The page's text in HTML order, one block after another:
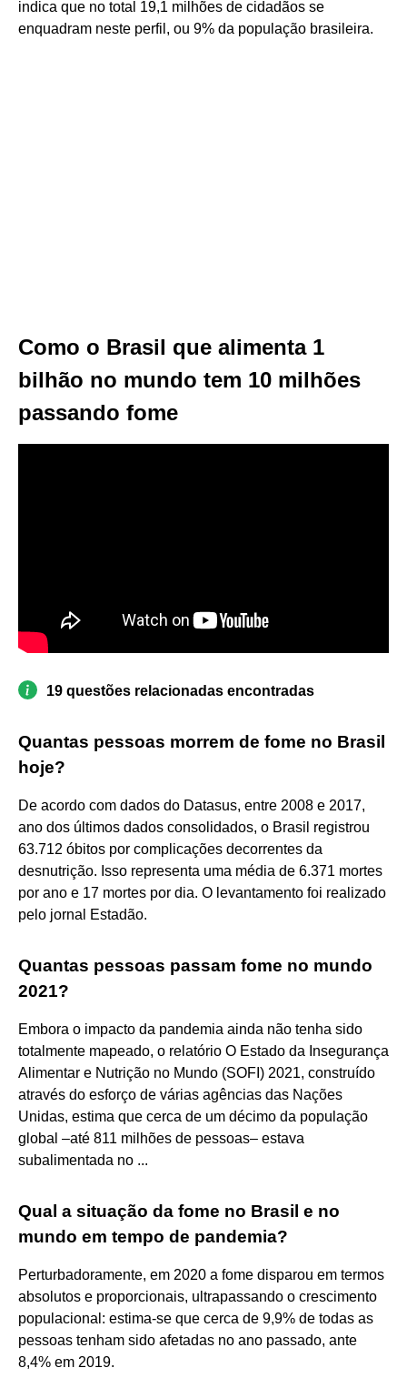
indica que no total 19,1 milhões de cidadãos se
enquadram neste perfil, ou 9% da população brasileira.
Como o Brasil que alimenta 1
bilhão no mundo tem 10 milhões
passando fome
19 questões relacionadas encontradas
Quantas pessoas morrem de fome no Brasil
hoje?
De acordo com dados do Datasus, entre 2008 e 2017,
ano dos últimos dados consolidados, o Brasil registrou
63.712 óbitos por complicações decorrentes da
desnutrição. Isso representa uma média de 6.371 mortes
por ano e 17 mortes por dia. O levantamento foi realizado
pelo jornal Estadão.
Quantas pessoas passam fome no mundo
2021?
Embora o impacto da pandemia ainda não tenha sido
totalmente mapeado, o relatório O Estado da Insegurança
Alimentar e Nutrição no Mundo (SOFI) 2021, construído
através do esforço de várias agências das Nações
Unidas, estima que cerca de um décimo da população
global –até 811 milhões de pessoas– estava
subalimentada no ...
Qual a situação da fome no Brasil e no
mundo em tempo de pandemia?
Perturbadoramente, em 2020 a fome disparou em termos
absolutos e proporcionais, ultrapassando o crescimento
populacional: estima-se que cerca de 9,9% de todas as
pessoas tenham sido afetadas no ano passado, ante
8,4% em 2019.